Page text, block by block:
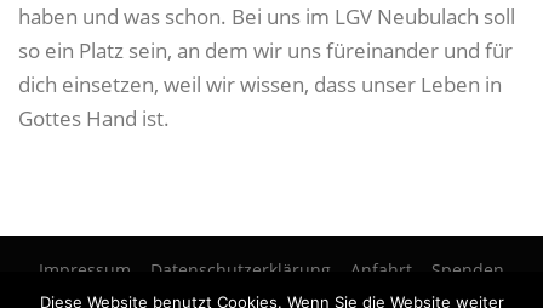
haben und was schon. Bei uns im LGV Neubulach soll
so ein Platz sein, an dem wir uns füreinander und für
dich einsetzen, weil wir wissen, dass unser Leben in
Gottes Hand ist.
Impressum Datenschutzerklärung Anfahrt
Spenden
Diese Website benutzt Cookies. Wenn Sie die Website weiter